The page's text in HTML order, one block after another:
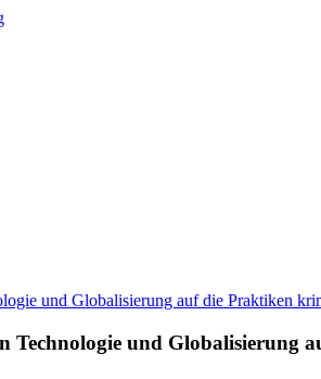
Technologie und